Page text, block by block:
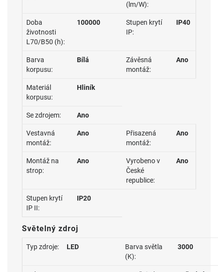
(lm/W):
Doba
životnosti
L70/B50 (h):
100000
Stupen krytí
IP:
IP40
Barva
korpusu:
Bílá
Závěsná
montáž:
Ano
Materiál
korpusu:
Hliník
Se zdrojem: Ano
Vestavná
montáž:
Ano
Přisazená
montáž:
Ano
Montáž na
strop:
Ano
Vyrobeno v
České
republice:
Ano
Stupen krytí
IP II:
IP20
Světelný zdroj
Typ zdroje: LED
Barva světla
(K):
3000